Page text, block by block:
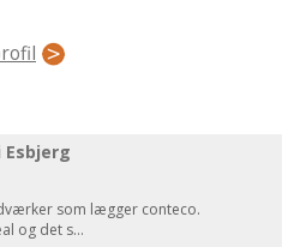
som lægger conteco.
og det s...